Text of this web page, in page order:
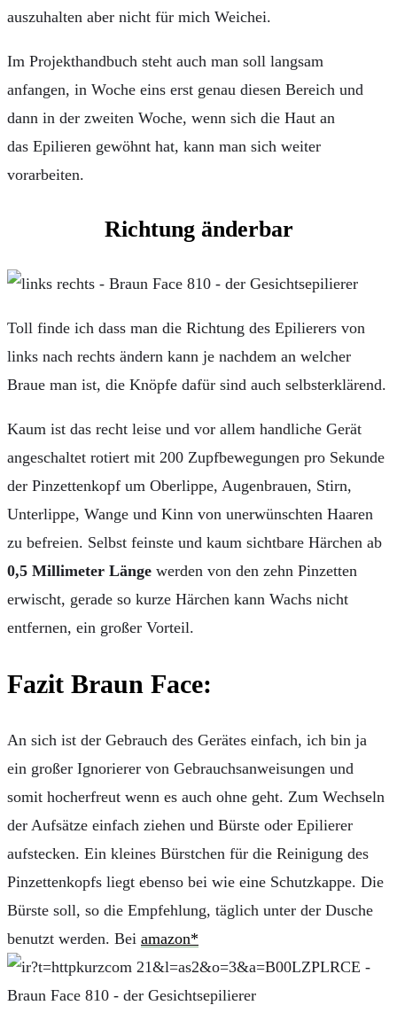
auszuhalten aber nicht für mich Weichei.
Im Projekthandbuch steht auch man soll langsam
anfangen, in Woche eins erst genau diesen Bereich und
dann in der zweiten Woche, wenn sich die Haut an
das Epilieren gewöhnt hat, kann man sich weiter
vorarbeiten.
Richtung änderbar
Toll finde ich dass man die Richtung des Epilierers von
links nach rechts ändern kann je nachdem an welcher
Braue man ist, die Knöpfe dafür sind auch selbsterklärend.
Kaum ist das recht leise und vor allem handliche Gerät
angeschaltet rotiert mit 200 Zupfbewegungen pro Sekunde
der Pinzettenkopf um Oberlippe, Augenbrauen, Stirn,
Unterlippe, Wange und Kinn von unerwünschten Haaren
zu befreien. Selbst feinste und kaum sichtbare Härchen ab
0,5 Millimeter Länge werden von den zehn Pinzetten
erwischt, gerade so kurze Härchen kann Wachs nicht
entfernen, ein großer Vorteil.
Fazit Braun Face:
An sich ist der Gebrauch des Gerätes einfach, ich bin ja
ein großer Ignorierer von Gebrauchsanweisungen und
somit hocherfreut wenn es auch ohne geht. Zum Wechseln
der Aufsätze einfach ziehen und Bürste oder Epilierer
aufstecken. Ein kleines Bürstchen für die Reinigung des
Pinzettenkopfs liegt ebenso bei wie eine Schutzkappe. Die
Bürste soll, so die Empfehlung, täglich unter der Dusche
benutzt werden. Bei amazon*